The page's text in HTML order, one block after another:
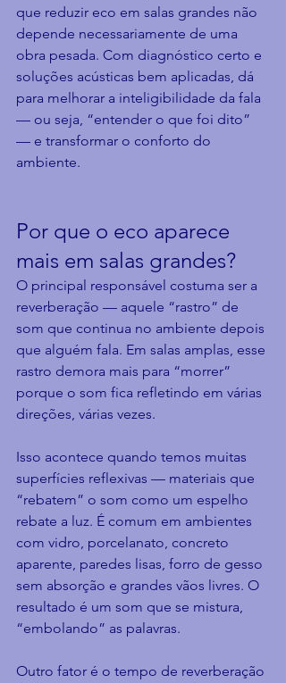
que reduzir eco em salas grandes não
depende necessariamente de uma
obra pesada. Com diagnóstico certo e
soluções acústicas bem aplicadas, dá
para melhorar a inteligibilidade da fala
— ou seja, “entender o que foi dito”
— e transformar o conforto do
ambiente.
Por que o eco aparece
mais em salas grandes?
O principal responsável costuma ser a
reverberação — aquele “rastro” de
som que continua no ambiente depois
que alguém fala. Em salas amplas, esse
rastro demora mais para “morrer”
porque o som fica refletindo em várias
direções, várias vezes.
Isso acontece quando temos muitas
superfícies reflexivas — materiais que
“rebatem” o som como um espelho
rebate a luz. É comum em ambientes
com vidro, porcelanato, concreto
aparente, paredes lisas, forro de gesso
sem absorção e grandes vãos livres. O
resultado é um som que se mistura,
“embolando” as palavras.
Outro fator é o tempo de reverberação